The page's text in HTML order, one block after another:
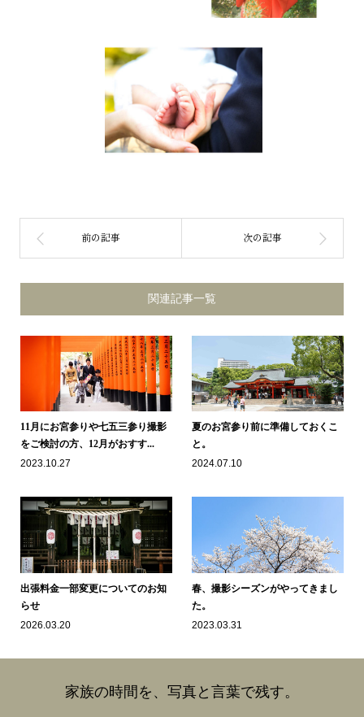
関連記事一覧
11月にお宮参りや七五三参り撮影
をご検討の方、12月がおすす...
2023.10.27
夏のお宮参り前に準備しておくこ
と。
2024.07.10
出張料金一部変更についてのお知
らせ
2026.03.20
春、撮影シーズンがやってきまし
た。
2023.03.31
家族の時間を、写真と言葉で残す。